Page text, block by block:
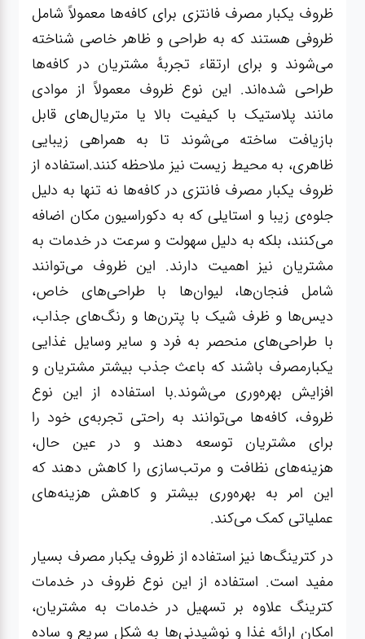
ظروف یکبار مصرف فانتزی برای کافه‌ها معمولاً شامل
ظروفی هستند که به طراحی و ظاهر خاصی شناخته
می‌شوند و برای ارتقاء تجربهٔ مشتریان در کافه‌ها
طراحی شده‌اند. این نوع ظروف معمولاً از موادی
مانند پلاستیک با کیفیت بالا یا متریال‌های قابل
بازیافت ساخته می‌شوند تا به همراهی زیبایی
ظاهری، به محیط زیست نیز ملاحظه کنند.استفاده از
ظروف یکبار مصرف فانتزی در کافه‌ها نه تنها به دلیل
جلوه‌ی زیبا و استایلی که به دکوراسیون مکان اضافه
می‌کنند، بلکه به دلیل سهولت و سرعت در خدمات به
مشتریان نیز اهمیت دارند. این ظروف می‌توانند
شامل فنجان‌ها، لیوان‌ها با طراحی‌های خاص،
دیس‌ها و ظرف شیک با پترن‌ها و رنگ‌های جذاب،
با طراحی‌های منحصر به فرد و سایر وسایل غذایی
یکبارمصرف باشند که باعث جذب بیشتر مشتریان و
افزایش بهره‌وری می‌شوند.با استفاده از این نوع
ظروف، کافه‌ها می‌توانند به راحتی تجربه‌ی خود را
برای مشتریان توسعه دهند و در عین حال،
هزینه‌های نظافت و مرتب‌سازی را کاهش دهند که
این امر به بهره‌وری بیشتر و کاهش هزینه‌های
عملیاتی کمک می‌کند.
در کترینگ‌ها نیز استفاده از ظروف یکبار مصرف بسیار
مفید است. استفاده از این نوع ظروف در خدمات
کترینگ علاوه بر تسهیل در خدمات به مشتریان،
امکان ارائه غذا و نوشیدنی‌ها به شکل سریع و ساده